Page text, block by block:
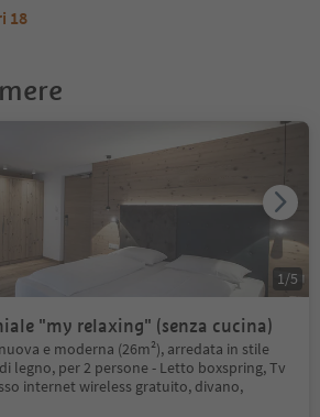
18
"my relaxing" (senza cucina)
e moderna (26m²), arredata in stile
legno, per 2 persone - Letto boxspring, Tv
internet wireless gratuito, divano,
1/5